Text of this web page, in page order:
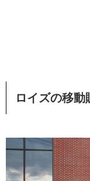
ロイズの移動